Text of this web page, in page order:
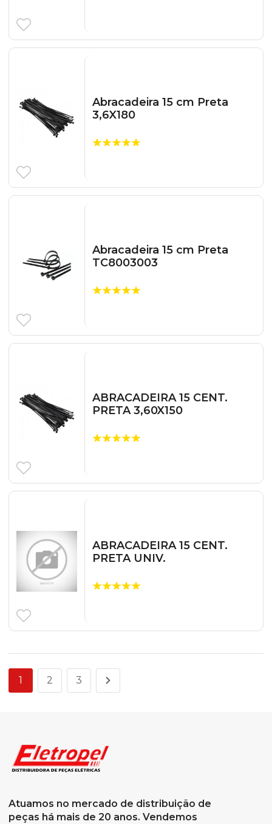
Abracadeira 15 cm Preta
3,6X180
Abracadeira 15 cm Preta
TC8003003
ABRACADEIRA 15 CENT.
PRETA 3,60X150
ABRACADEIRA 15 CENT.
PRETA UNIV.
1 2 3
Atuamos no mercado de distribuição de
peças há mais de 20 anos. Vendemos